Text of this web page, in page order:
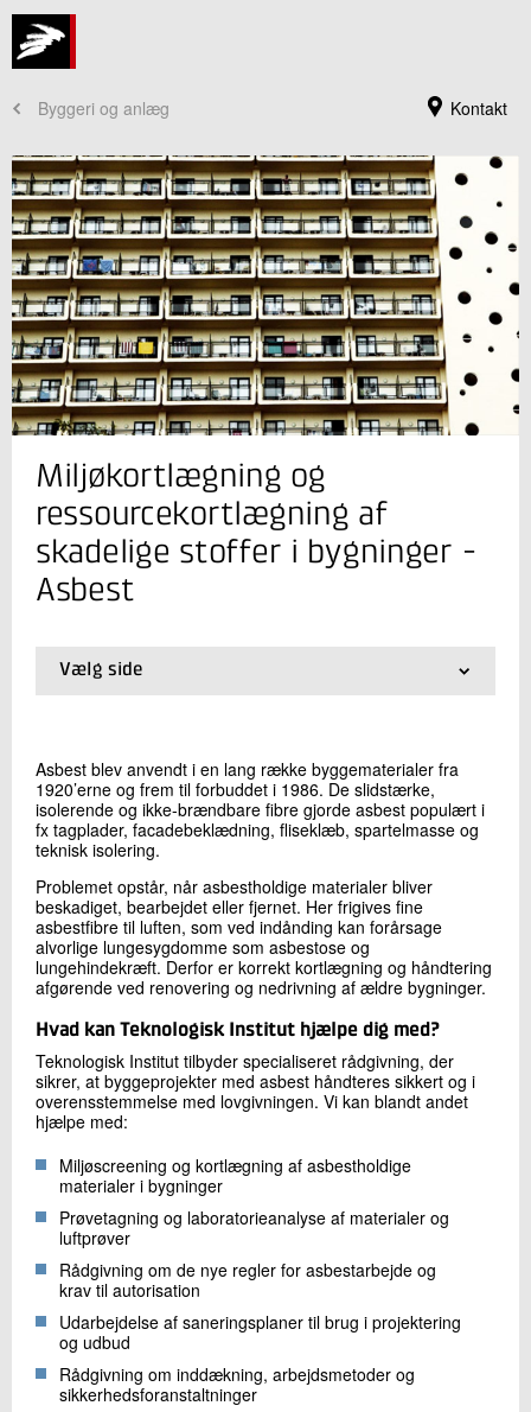
Kontakt
Byggeri og anlæg
Jeg er din kontaktperson
Lene Dalvang
Seniorkonsulent
Bæredygtigt byggeri
+45 72 20 22 57
Send e-mail
Skriv til mig
Send
Miljøkortlægning og
ressourcekortlægning af
skadelige stoffer i bygninger -
Asbest
Vælg side
01.Forside
04. Asbest
05.Selektiv nedrivning
06.Miljø- og ressourcekoordinator i bygge- og
anlægsprojekter
Asbest blev anvendt i en lang række byggematerialer fra
1920’erne og frem til forbuddet i 1986. De slidstærke,
isolerende og ikke-brændbare fibre gjorde asbest populært i
fx tagplader, facadebeklædning, fliseklæb, spartelmasse og
teknisk isolering.
Problemet opstår, når asbestholdige materialer bliver
beskadiget, bearbejdet eller fjernet. Her frigives fine
asbestfibre til luften, som ved indånding kan forårsage
alvorlige lungesygdomme som asbestose og
lungehindekræft. Derfor er korrekt kortlægning og håndtering
afgørende ved renovering og nedrivning af ældre bygninger.
Hvad kan Teknologisk Institut hjælpe dig med?
Teknologisk Institut tilbyder specialiseret rådgivning, der
sikrer, at byggeprojekter med asbest håndteres sikkert og i
overensstemmelse med lovgivningen. Vi kan blandt andet
hjælpe med:
Miljøscreening og kortlægning af asbestholdige
materialer i bygninger
Prøvetagning og laboratorieanalyse af materialer og
luftprøver
Rådgivning om de nye regler for asbestarbejde og
krav til autorisation
Udarbejdelse af saneringsplaner til brug i projektering
og udbud
Rådgivning om inddækning, arbejdsmetoder og
sikkerhedsforanstaltninger